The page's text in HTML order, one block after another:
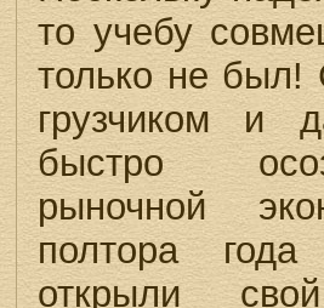
то учебу
только не был!
грузчиком и
быстро
рыночной
полтора
открыли